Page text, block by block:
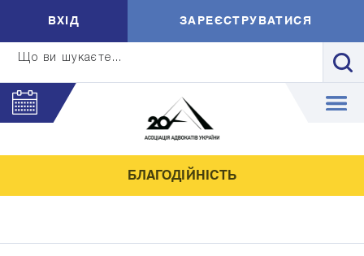
Що ви шукаєте...
ВXIД ЗАРЕЄСТРУВАТИСЯ
БЛАГОДІЙНІСТЬ